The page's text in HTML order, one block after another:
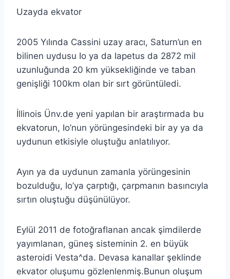
Uzayda ekvator
2005 Yılında Cassini uzay aracı, Saturn’un en
bilinen uydusu Io ya da Iapetus da 2872 mil
uzunluğunda 20 km yüksekliğinde ve taban
genişliği 100km olan bir sırt görüntüledi.
İllinois Ünv.de yeni yapılan bir araştırmada bu
ekvatorun, Io’nun yörüngesindeki bir ay ya da
uydunun etkisiyle oluştuğu anlatılıyor.
Ayın ya da uydunun zamanla yörüngesinin
bozulduğu, Io’ya çarptığı, çarpmanın basıncıyla
sırtın oluştuğu düşünülüyor.
Eylül 2011 de fotoğraflanan ancak şimdilerde
yayımlanan, güneş sisteminin 2. en büyük
asteroidi Vesta^da. Devasa kanallar şeklinde
ekvator oluşumu gözlenlenmiş.Bunun oluşum